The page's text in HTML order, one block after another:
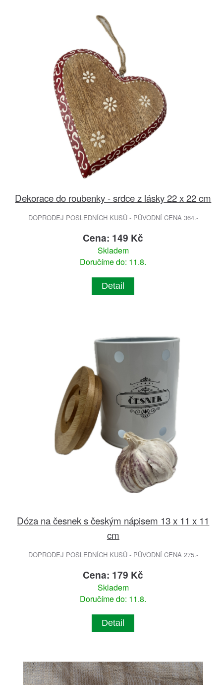
Dekorace do roubenky - srdce z lásky 22 x 22 cm
DOPRODEJ POSLEDNÍCH KUSŮ - PŮVODNÍ CENA 364.-
Cena: 149 Kč
Skladem
Doručíme do: 11.8.
Detail
Dóza na česnek s českým nápisem 13 x 11 x 11
cm
DOPRODEJ POSLEDNÍCH KUSŮ - PŮVODNÍ CENA 275.-
Cena: 179 Kč
Skladem
Doručíme do: 11.8.
Detail